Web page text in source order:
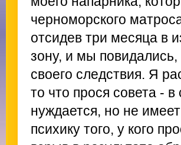
черноморского
отсидев три месяца в
зону, и мы
своего следствия. Я
то что прося совета -
нуждается, но не
психику того, у кого